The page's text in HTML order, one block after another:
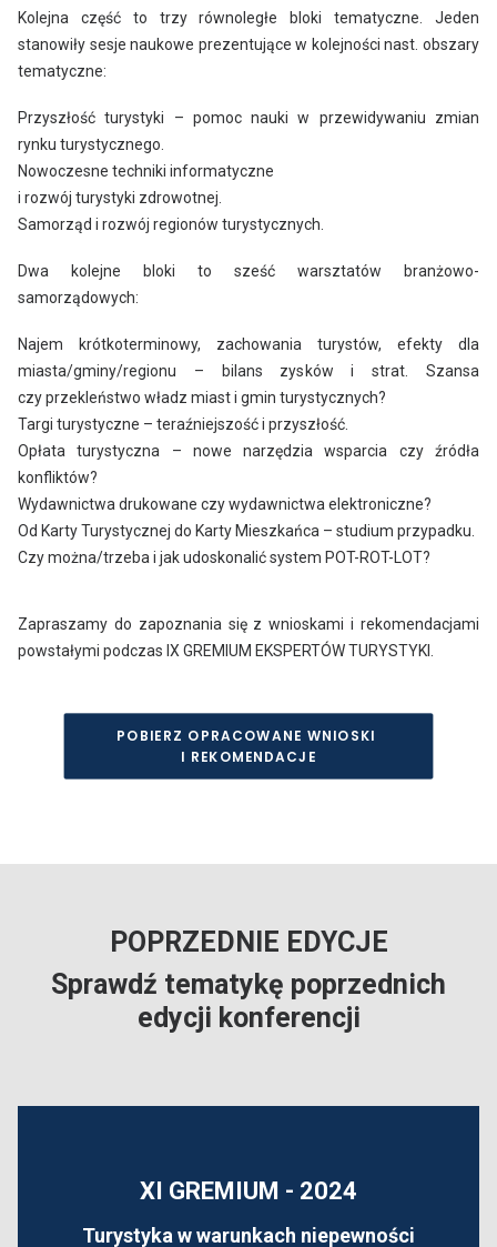
Kolejna część to trzy równoległe bloki tematyczne. Jeden
stanowiły sesje naukowe prezentujące w kolejności nast. obszary
tematyczne:
Przyszłość turystyki – pomoc nauki w przewidywaniu zmian
rynku turystycznego.
Nowoczesne techniki informatyczne
i rozwój turystyki zdrowotnej.
Samorząd i rozwój regionów turystycznych.
Dwa kolejne bloki to sześć warsztatów branżowo-
samorządowych:
Najem krótkoterminowy, zachowania turystów, efekty dla
miasta/gminy/regionu – bilans zysków i strat. Szansa
czy przekleństwo władz miast i gmin turystycznych?
Targi turystyczne – teraźniejszość i przyszłość.
Opłata turystyczna – nowe narzędzia wsparcia czy źródła
konfliktów?
Wydawnictwa drukowane czy wydawnictwa elektroniczne?
Od Karty Turystycznej do Karty Mieszkańca – studium przypadku.
Czy można/trzeba i jak udoskonalić system POT-ROT-LOT?
Zapraszamy do zapoznania się z wnioskami i rekomendacjami
powstałymi podczas IX GREMIUM EKSPERTÓW TURYSTYKI.
POBIERZ OPRACOWANE WNIOSKI
I REKOMENDACJE
POPRZEDNIE EDYCJE
Sprawdź tematykę poprzednich
edycji konferencji
XI GREMIUM - 2024
Turystyka w warunkach niepewności